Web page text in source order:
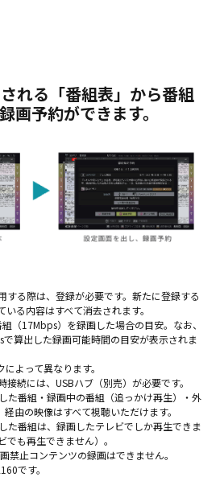
れる「番組表」から番組
画予約ができます。
する際は、登録が必要です。新たに登録する
る内容はすべて消去されます。
（17Mbps）を録画した場合の目安。なお、
算出した録画可能時間の目安が表示されま
よって異なります。
接続には、USBハブ（別売）が必要です。
た番組・録画中の番組（追っかけ再生）・外
由の映像はすべて視聴いただけます。
た番組は、録画したテレビでしか再生できま
も再生できません）。
止コンテンツの録画はできません。
です。